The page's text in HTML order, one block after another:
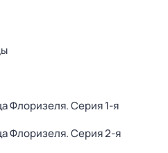
Флоризеля. Серия 1-я
Флоризеля. Серия 2-я